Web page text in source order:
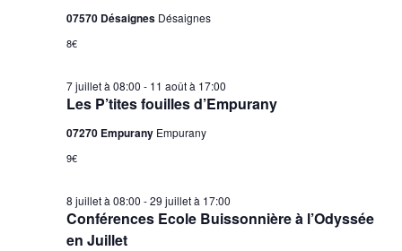
07570 Désaignes Désaignes
8€
Les P’tites fouilles d’Empurany
7 juillet à 08:00 - 11 août à 17:00
07270 Empurany Empurany
9€
Conférences Ecole Buissonnière à l’Odyssée
en Juillet
8 juillet à 08:00 -29 juillet à 17:00